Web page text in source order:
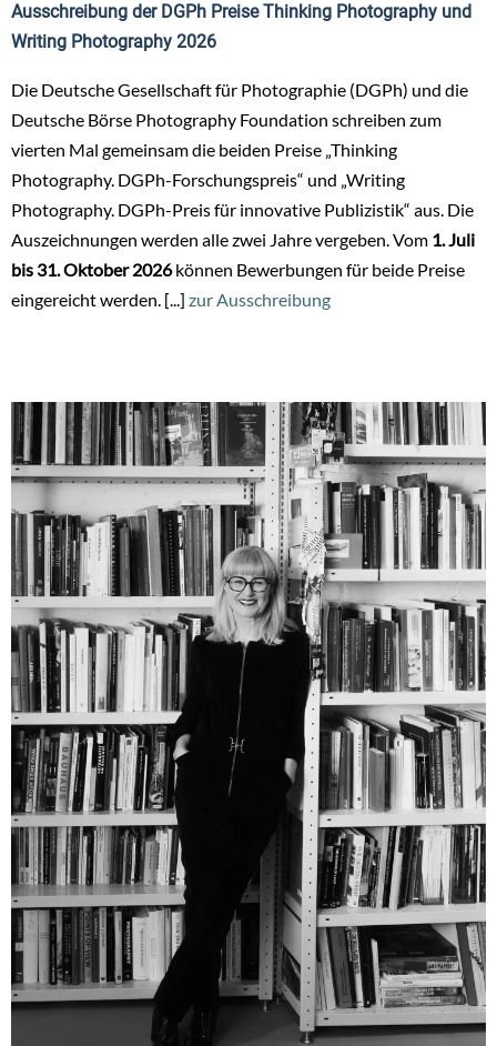
Ausschreibung der DGPh Preise Thinking Photography und
Writing Photography 2026
Die Deutsche Gesellschaft für Photographie (DGPh) und die
Deutsche Börse Photography Foundation schreiben zum
vierten Mal gemeinsam die beiden Preise „Thinking
Photography. DGPh-Forschungspreis“ und „Writing
Photography. DGPh-Preis für innovative Publizistik“ aus. Die
Auszeichnungen werden alle zwei Jahre vergeben. Vom 1. Juli
bis 31. Oktober 2026können Bewerbungen für beide Preise
eingereicht werden. [...] zur Ausschreibung